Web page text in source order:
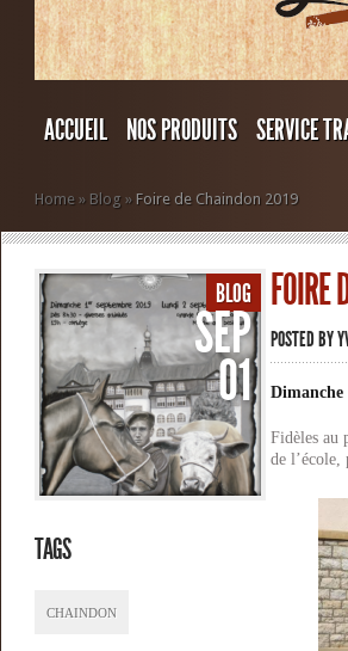
ACCUEIL NOS PRODUITS SERVICE
Home » Blog » Foire de Chaindon 2019
BLOG
SEP
01
TAGS
CHAINDON
POSTED BY
Dimanche
Fidèles au
de l’école,